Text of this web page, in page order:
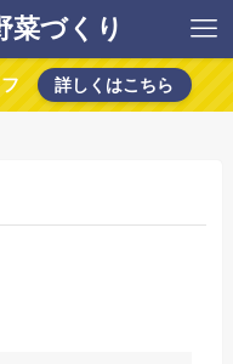
菜づくり
詳しくはこちら